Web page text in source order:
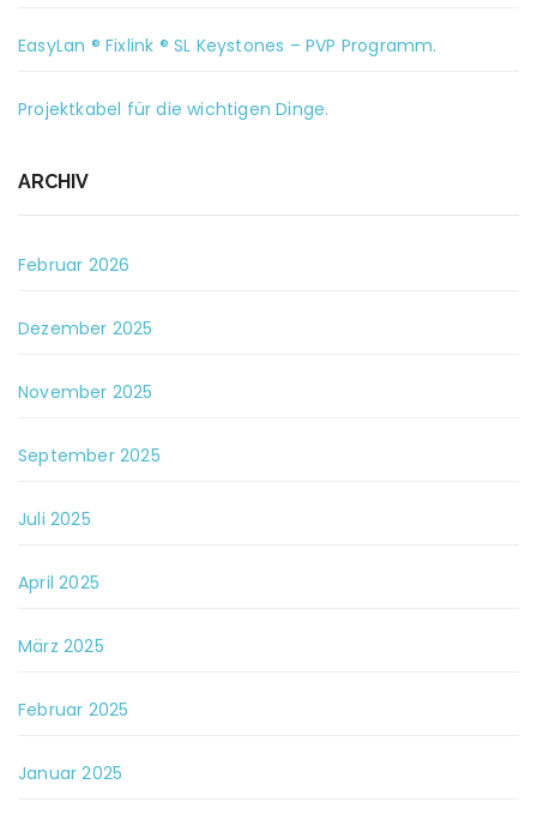
EasyLan ® Fixlink ® SL Keystones – PVP Programm.
Projektkabel für die wichtigen Dinge.
ARCHIV
Februar 2026
Dezember 2025
November 2025
September 2025
Juli 2025
April 2025
März 2025
Februar 2025
Januar 2025